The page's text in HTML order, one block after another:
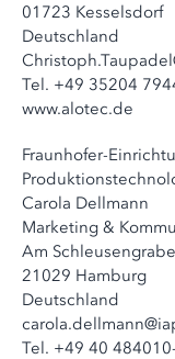
01723 Kesselsdorf
Deutschland
Tel. +49 35204
www.alotec.de
Fraunhofer-
Carola Dellmann
Marketing &
Am
21029 Hamburg
Deutschland
Tel. +49 40